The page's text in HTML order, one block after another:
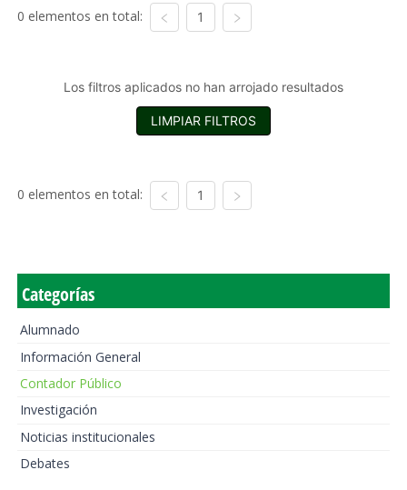
0 elementos en total: 1
Los filtros aplicados no han arrojado resultados
LIMPIAR FILTROS
0 elementos en total: 1
Categorías
Alumnado
Información General
Contador Público
Investigación
Noticias institucionales
Debates